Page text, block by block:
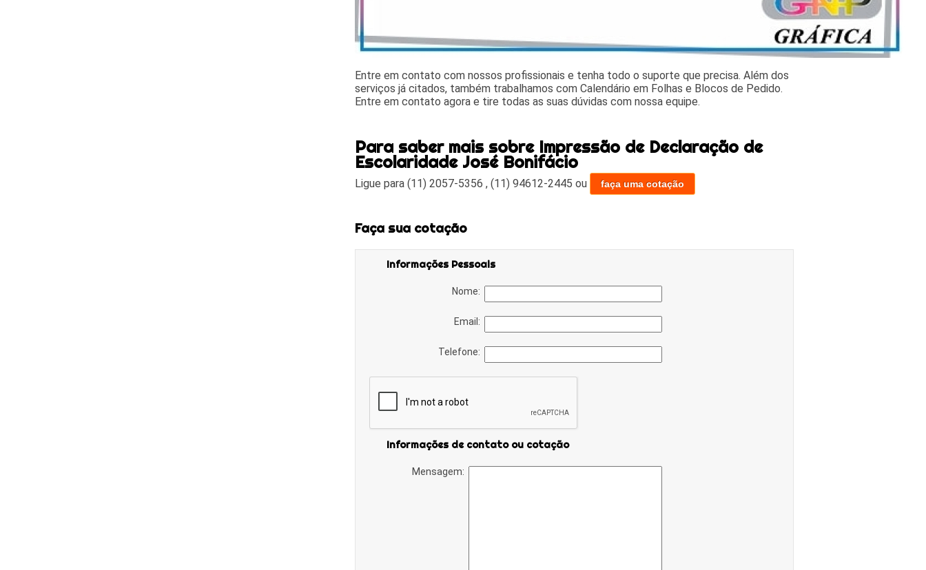
Entre em contato com nossos profissionais e tenha todo o suporte que precisa. Além dos
serviços já citados, também trabalhamos com Calendário em Folhas e Blocos de Pedido.
Entre em contato agora e tire todas as suas dúvidas com nossa equipe.
Para saber mais sobre Impressão de Declaração de
Escolaridade José Bonifácio
Ligue para(11) 2057-5356 ,(11) 94612-2445 ou faça uma cotação
Faça sua cotação
Informações Pessoais
Nome:
Email:
Telefone:
Informações de contato ou cotação
Mensagem: